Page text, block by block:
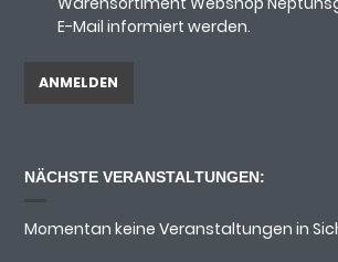
E-Mail informiert werden.
NÄCHSTE VERANSTALTUNGEN:
Momentan keine Veranstaltungen in